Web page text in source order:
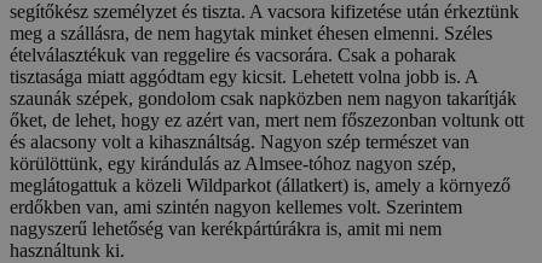
segítőkész személyzet és tiszta. A vacsora kifizetése után érkeztünk
meg a szállásra, de nem hagytak minket éhesen elmenni. Széles
ételválasztékuk van reggelire és vacsorára. Csak a poharak
tisztasága miatt aggódtam egy kicsit. Lehetett volna jobb is. A
szaunák szépek, gondolom csak napközben nem nagyon takarítják
őket, de lehet, hogy ez azért van, mert nem főszezonban voltunk ott
és alacsony volt a kihasználtság. Nagyon szép természet van
körülöttünk, egy kirándulás az Almsee-tóhoz nagyon szép,
meglátogattuk a közeli Wildparkot (állatkert) is, amely a környező
erdőkben van, ami szintén nagyon kellemes volt. Szerintem
nagyszerű lehetőség van kerékpártúrákra is, amit mi nem
használtunk ki.